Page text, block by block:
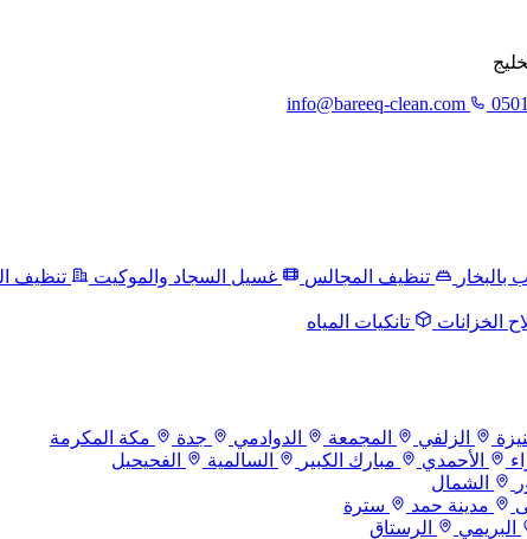
info@bareeq-clean.com
بالبخار تنظيف المجالس غسيل السجاد والموكيت تنظيف
الخزانات
تانكيات المياه
الزلفي المجمعة الدوادمي جدة
مكة المكرمة
الأحمدي مبارك الكبير السالمية
الفحيحيل
الشمال
مدينة حمد
سترة
البريمي
الرستاق